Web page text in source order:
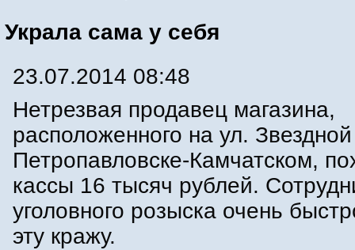
Украла сама у себя
23.07.2014 08:48
Нетрезвая продавец магазина,
расположенного на ул.
Петропавловске-Камчатском,
кассы 16 тысяч рублей.
уголовного розыска очень
эту кражу.